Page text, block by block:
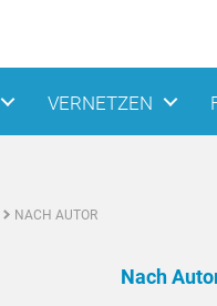
VERNETZEN
NACH AUTOR
Nach